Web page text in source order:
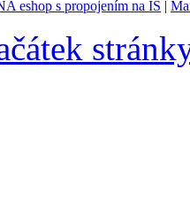
eshop s propojením na IS |